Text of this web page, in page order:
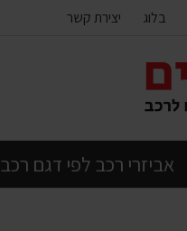
בלוג יצירת קשר
אביזרי רכב לפי דגם רכב